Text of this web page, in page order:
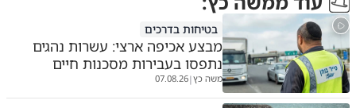
בטיחות בדרכים
מבצע אכיפה ארצי: עשרות נהגים
נתפסו בעבירות מסכנות חיים
משה כץ|
07.08.26